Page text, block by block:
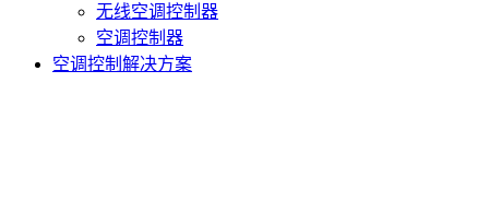
无线空调控制器
空调控制器
空调控制解决方案